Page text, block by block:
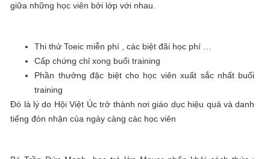
giữa những học viên bởi lớp với nhau.
Thi thử Toeic miễn phí , các biệt đãi học phí …
Cấp chứng chỉ xong buổi training
Phần thưởng đặc biệt cho học viên xuất sắc nhất buổi
training
Đó là lý do Hội Việt Úc trở thành nơi giáo dục hiệu quả và danh
tiếng đón nhận của ngày càng các học viên